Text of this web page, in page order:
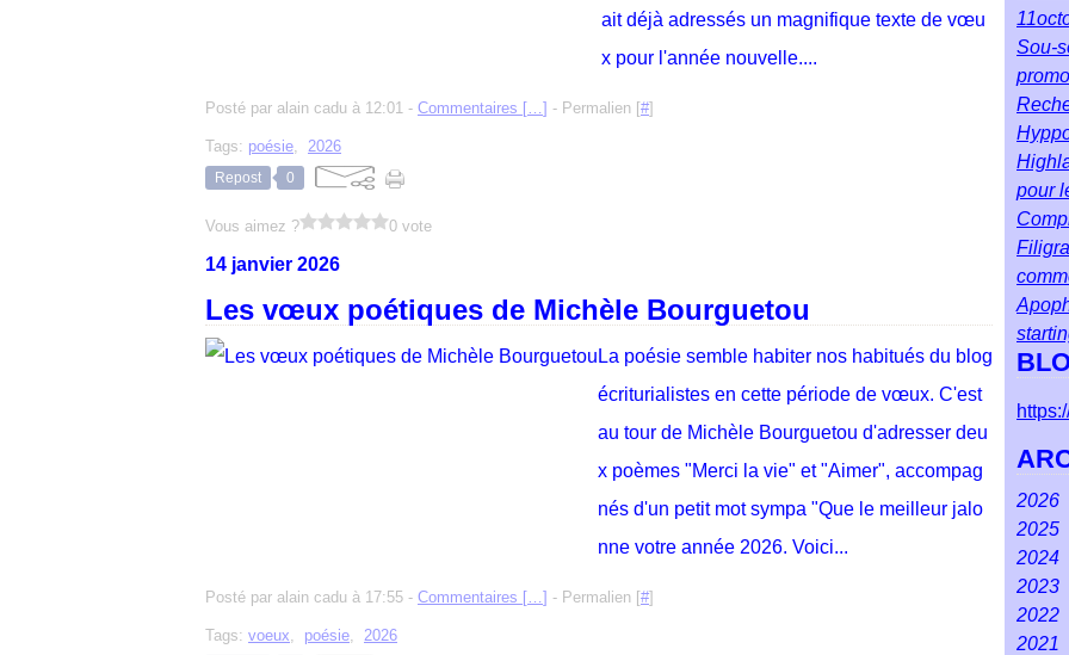
ait déjà adressés un magnifique texte de vœu
x pour l'année nouvelle....
Posté par alain cadu à 12:01 - Commentaires […] - Permalien [#]
Tags: poésie, 2026
Repost 0
Vous aimez ? 0 vote
14 janvier 2026
Les vœux poétiques de Michèle Bourguetou
La poésie semble habiter nos habitués du blog
écriturialistes en cette période de vœux. C'est
au tour de Michèle Bourguetou d'adresser deu
x poèmes "Merci la vie" et "Aimer", accompag
nés d'un petit mot sympa "Que le meilleur jalo
nne votre année 2026. Voici...
Posté par alain cadu à 17:55 - Commentaires […] - Permalien [#]
Tags: voeux, poésie, 2026
Sou-
promo
pour
2026
Mai
2025
2024
2023
2022
2021